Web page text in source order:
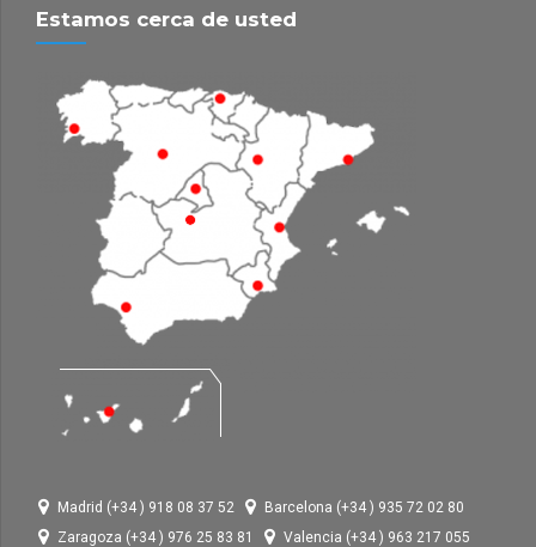
Estamos cerca de usted
Madrid (+34 ) 918 08 37 52
Barcelona (+34 ) 935 72 02 80
Zaragoza (+34 ) 976 25 83 81
Valencia (+34 ) 963 217 055